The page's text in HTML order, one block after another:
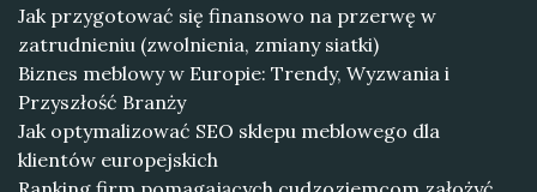
Jak przygotować się finansowo na przerwę w
zatrudnieniu (zwolnienia, zmiany siatki)
Biznes meblowy w Europie: Trendy, Wyzwania i
Przyszłość Branży
Jak optymalizować SEO sklepu meblowego dla
klientów europejskich